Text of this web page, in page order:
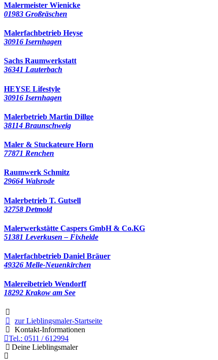
Malermeister Wienicke
01983 Großräschen
Malerfachbetrieb Heyse
30916 Isernhagen
Sachs Raumwerkstatt
36341 Lauterbach
HEYSE Lifestyle
30916 Isernhagen
Malerbetrieb Martin Dillge
38114 Braunschweig
Maler & Stuckateure Horn
77871 Renchen
Raumwerk Schmitz
29664 Walsrode
Malerbetrieb T. Gutsell
32758 Detmold
Malerwerkstätte Caspers GmbH & Co.KG
51381 Leverkusen – Fixheide
Malerfachbetrieb Daniel Bräuer
49326 Melle-Neuenkirchen
Malereibetrieb Wendorff
18292 Krakow am See
zur Lieblingsmaler-Startseite
Kontakt-Informationen
Tel.: 0511 / 612994
Deine Lieblingsmaler